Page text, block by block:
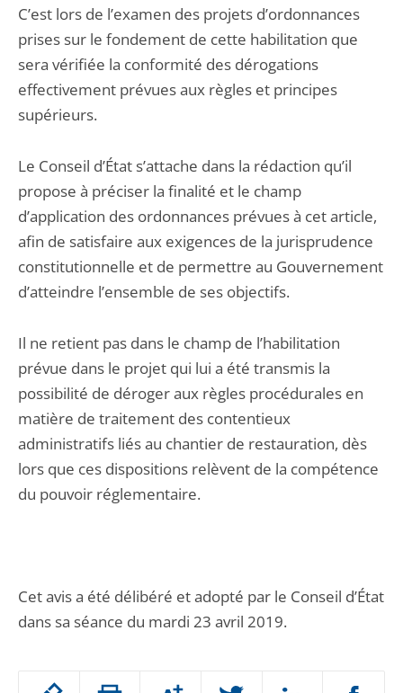
Passer
C’est lors de l’examen des projets d’ordonnances
prises sur le fondement de cette habilitation que
sera vérifiée la conformité des dérogations
effectivement prévues aux règles et principes
supérieurs.
Le Conseil d’État s’attache dans la rédaction qu’il
propose à préciser la finalité et le champ
d’application des ordonnances prévues à cet article,
afin de satisfaire aux exigences de la jurisprudence
constitutionnelle et de permettre au Gouvernement
d’atteindre l’ensemble de ses objectifs.
Il ne retient pas dans le champ de l’habilitation
prévue dans le projet qui lui a été transmis la
possibilité de déroger aux règles procédurales en
matière de traitement des contentieux
administratifs liés au chantier de restauration, dès
lors que ces dispositions relèvent de la compétence
du pouvoir réglementaire.
Cet avis a été délibéré et adopté par le Conseil d’État
dans sa séance du mardi 23 avril 2019.